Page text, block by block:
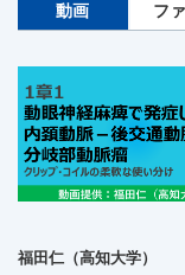
動画 フ
福田仁（高知大学）